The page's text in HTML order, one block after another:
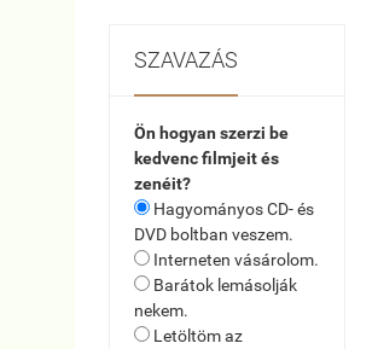
SZAVAZÁS
Ön hogyan szerzi be
kedvenc filmjeit és
zenéit?
Hagyományos CD- és
DVD boltban veszem.
Interneten vásárolom.
Barátok lemásolják
nekem.
Letöltöm az